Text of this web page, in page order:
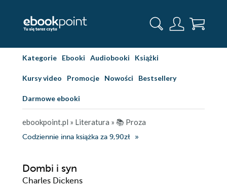
Kategorie Ebooki Audiobooki Książki
Kursy video Promocje Nowości Bestsellery
Darmowe ebooki
ebookpoint.pl » Literatura » 📚 Proza
Codziennie inna książka za 9,90zł
Dombi i syn
Charles Dickens